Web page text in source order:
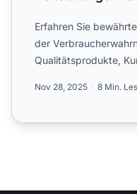
Erfahren Sie
der
Qualitätsprodukte,
Nov 28, 2025 8 Min.